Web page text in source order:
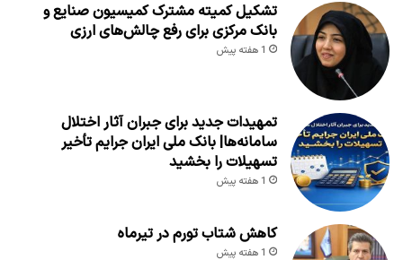
تشکیل کمیته مشترک کمیسیون صنایع و
بانک مرکزی برای رفع چالش‌های ارزی
1 هفته پیش
تمهیدات جدید برای جبران آثار اختلال
سامانه‌ها| بانک ملی ایران جرایم تأخیر
تسهیلات را بخشید
1 هفته پیش
کاهش شتاب تورم در تیرماه
1 هفته پیش